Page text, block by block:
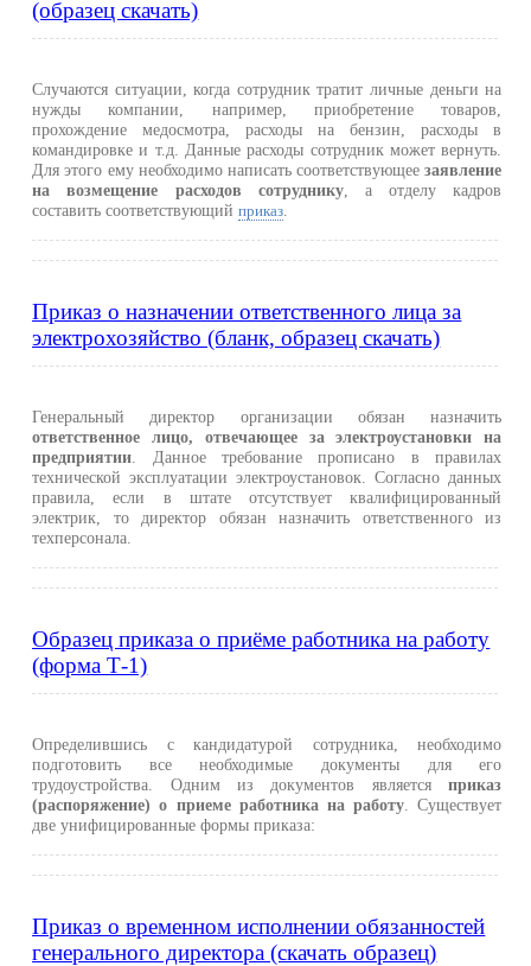
(образец скачать)
Случаются ситуации, когда сотрудник тратит личные деньги на
нужды компании, например, приобретение товаров,
прохождение медосмотра, расходы на бензин, расходы в
командировке и т.д. Данные расходы сотрудник может вернуть.
Для этого ему необходимо написать соответствующеезаявление
на возмещение расходов сотруднику, а отделу кадров
составить соответствующийприказ.
Приказ о назначении ответственного лица за
электрохозяйство (бланк, образец скачать)
Генеральный директор организации обязан назначить
ответственное лицо, отвечающее за электроустановки на
предприятии. Данное требование прописано в правилах
технической эксплуатации электроустановок. Согласно данных
правила, если в штате отсутствует квалифицированный
электрик, то директор обязан назначить ответственного из
техперсонала.
Образец приказа о приёме работника на работу
(форма Т-1)
Определившись с кандидатурой сотрудника, необходимо
подготовить все необходимые документы для его
трудоустройства. Одним из документов являетсяприказ
(распоряжение) о приеме работника на работу. Существует
две унифицированные формы приказа:
Приказ о временном исполнении обязанностей
генерального директора (скачать образец)